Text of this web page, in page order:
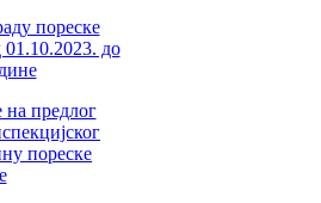
пореске
01.10.2023. до
предлог
пореске